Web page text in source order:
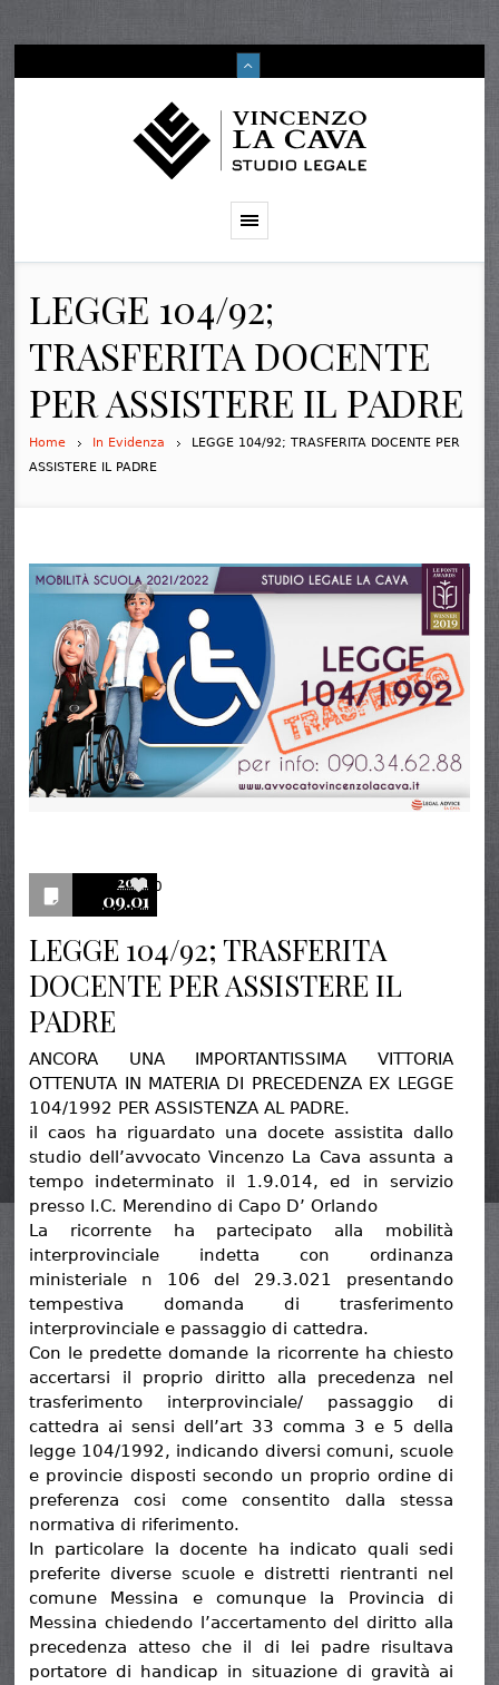
LEGGE 104/92;
TRASFERITA DOCENTE
PER ASSISTERE IL PADRE
Home In Evidenza
LEGGE 104/92; TRASFERITA DOCENTE PER
ASSISTERE IL PADRE
2021
09.01
0
LEGGE 104/92; TRASFERITA
DOCENTE PER ASSISTERE IL
PADRE
ANCORA UNA IMPORTANTISSIMA VITTORIA
OTTENUTA IN MATERIA DI PRECEDENZA EX LEGGE
104/1992 PER ASSISTENZA AL PADRE.
il caos ha riguardato una docete assistita dallo
studio dell’avvocato Vincenzo La Cava assunta a
tempo indeterminato il 1.9.014, ed in servizio
presso I.C. Merendino di Capo D’ Orlando
La ricorrente ha partecipato alla mobilità
interprovinciale indetta con ordinanza
ministeriale n 106 del 29.3.021 presentando
tempestiva domanda di trasferimento
interprovinciale e passaggio di cattedra.
Con le predette domande la ricorrente ha chiesto
accertarsi il proprio diritto alla precedenza nel
trasferimento interprovinciale/ passaggio di
cattedra ai sensi dell’art 33 comma 3 e 5 della
legge 104/1992, indicando diversi comuni, scuole
e provincie disposti secondo un proprio ordine di
preferenza cosi come consentito dalla stessa
normativa di riferimento.
In particolare la docente ha indicato quali sedi
preferite diverse scuole e distretti rientranti nel
comune Messina e comunque la Provincia di
Messina chiedendo l’accertamento del diritto alla
precedenza atteso che il di lei padre risultava
portatore di handicap in situazione di gravità ai